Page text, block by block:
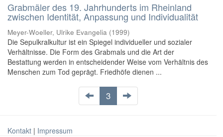
Grabmäler des 19. Jahrhunderts im Rheinland
zwischen Identität, Anpassung und Individualität
Meyer-Woeller, Ulrike Evangelia (1999)
Die Sepulkralkultur ist ein Spiegel individueller und sozialer
Verhältnisse. Die Form des Grabmals und die Art der
Bestattung werden in entscheidender Weise vom Verhältnis des
Menschen zum Tod geprägt. Friedhöfe dienen ...
3
Kontakt | Impressum